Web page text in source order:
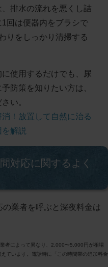
排水の流れを悪くし詰
1回は便器内をブラシで
りをしっかり清掃する
使用するだけでも、尿
防策を知りたい方は、
い。
消！放置して自然に治る
解説
対応に関するよく
の業者を呼ぶと深夜料金は
者によって異なり、2,000〜5,000円が相場
ています。電話時に「この時間帯の追加料金